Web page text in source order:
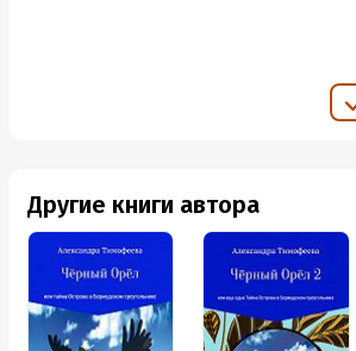
Другие книги автора